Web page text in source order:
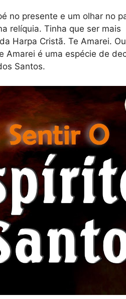
no presente e um olhar no
relíquia. Tinha que ser mais
Harpa Cristã. Te Amarei.
Amarei é uma espécie de
Santos.